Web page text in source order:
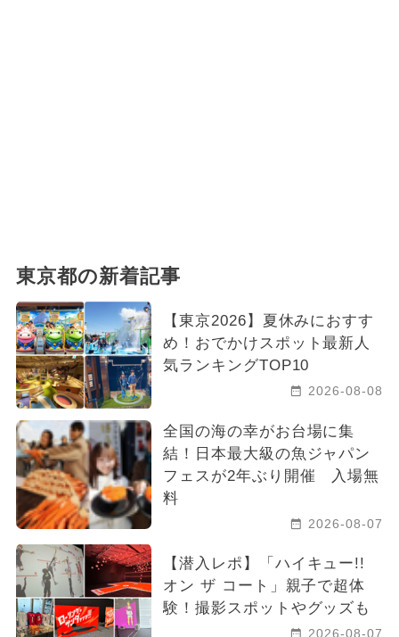
東京都の新着記事
【東京2026】夏休みにおすす
め！おでかけスポット最新人
気ランキングTOP10
2026-08-08
全国の海の幸がお台場に集
結！日本最大級の魚ジャパン
フェスが2年ぶり開催 入場無
料
2026-08-07
【潜入レポ】「ハイキュー!!
オン ザ コート」親子で超体
験！撮影スポットやグッズも
2026-08-07